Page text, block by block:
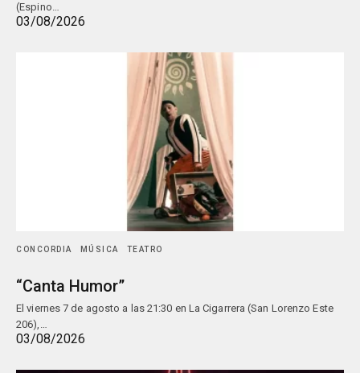
(Espino…
03/08/2026
CONCORDIA MÚSICA TEATRO
“Canta Humor”
El viernes 7 de agosto a las 21:30 en La Cigarrera (San Lorenzo Este
206),…
03/08/2026